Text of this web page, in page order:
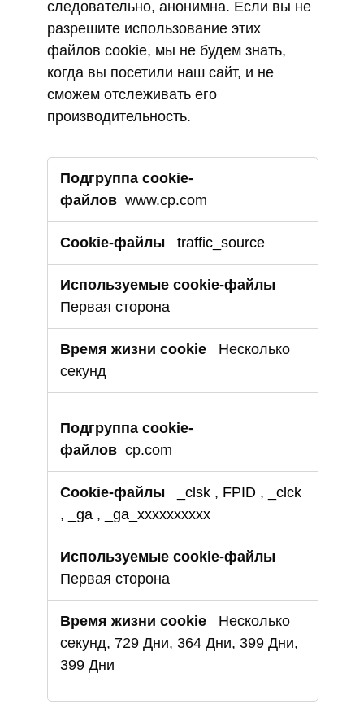
следовательно, анонимна. Если вы не
разрешите использование этих
файлов cookie, мы не будем знать,
когда вы посетили наш сайт, и не
сможем отслеживать его
производительность.
Производительные
cookie-
файлы
www.cp.com
traffic_source
Первая сторона
Несколько
секунд
cp.com
_clsk , FPID ,
_clck
,
_ga , _ga_xxxxxxxxxx
Первая сторона
Несколько
секунд, 729 Дни, 364 Дни, 399 Дни,
399 Дни